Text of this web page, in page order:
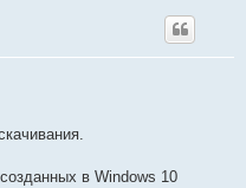
в Windows 10